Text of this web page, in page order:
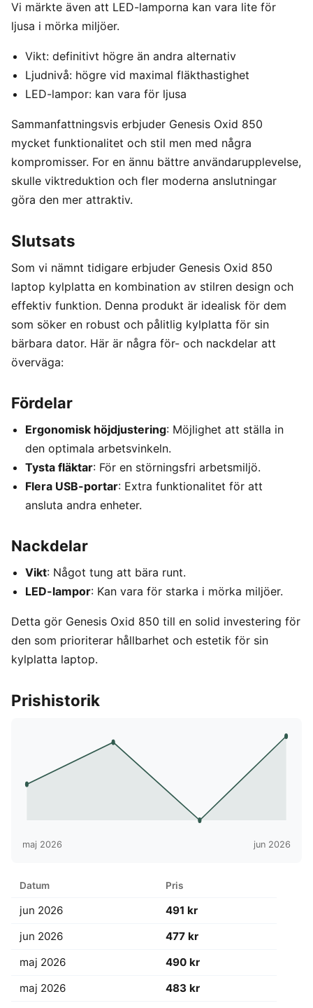
Vi märkte även att LED-lamporna kan vara lite för
ljusa i mörka miljöer.
Vikt: definitivt högre än andra alternativ
Ljudnivå: högre vid maximal fläkthastighet
LED-lampor: kan vara för ljusa
Sammanfattningsvis erbjuder Genesis Oxid 850
mycket funktionalitet och stil men med några
kompromisser. For en ännu bättre användarupplevelse,
skulle viktreduktion och fler moderna anslutningar
göra den mer attraktiv.
Slutsats
Som vi nämnt tidigare erbjuder Genesis Oxid 850
laptop kylplatta en kombination av stilren design och
effektiv funktion. Denna produkt är idealisk för dem
som söker en robust och pålitlig kylplatta för sin
bärbara dator. Här är några för- och nackdelar att
överväga:
Fördelar
Ergonomisk höjdjustering: Möjlighet att ställa in
den optimala arbetsvinkeln.
Tysta fläktar: För en störningsfri arbetsmiljö.
Flera USB-portar: Extra funktionalitet för att
ansluta andra enheter.
Nackdelar
Vikt: Något tung att bära runt.
LED-lampor: Kan vara för starka i mörka miljöer.
Detta gör Genesis Oxid 850 till en solid investering för
den som prioriterar hållbarhet och estetik för sin
kylplatta laptop.
Prishistorik
maj 2026 jun 2026
Datum Pris
jun 2026
491 kr
jun 2026
477 kr
maj 2026
490 kr
maj 2026
483 kr